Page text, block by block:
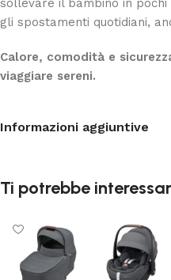
sollevare il bambino in
gli spostamenti quotidiani,
Calore, comodità e
viaggiare sereni.
Informazioni aggiuntive
Ti potrebbe